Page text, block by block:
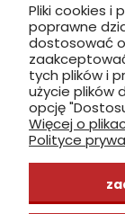
Pliki cookies i
poprawne
dostosować
tych plików i
użycie plików
opcję
Więcej o
Polityce